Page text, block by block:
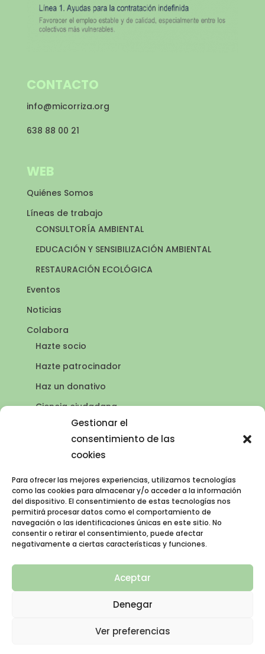
Gestionar el
consentimiento de las
cookies
Para ofrecer las mejores experiencias, utilizamos tecnologías
como las cookies para almacenar y/o acceder a la información
del dispositivo. El consentimiento de estas tecnologías nos
permitirá procesar datos como el comportamiento de
navegación o las identificaciones únicas en este sitio. No
consentir o retirar el consentimiento, puede afectar
negativamente a ciertas características y funciones.
Aceptar
Denegar
Ver preferencias
CONTACTO
info@micorriza.org
638 88 00 21
WEB
Quiénes Somos
Líneas de trabajo
CONSULTORÍA AMBIENTAL
EDUCACIÓN Y SENSIBILIZACIÓN AMBIENTAL
RESTAURACIÓN ECOLÓGICA
Eventos
Noticias
Colabora
Hazte socio
Hazte patrocinador
Haz un donativo
Ciencia ciudadana
Puntos de agua
AVISO LEGAL
Política de privacidad
Política de cookies (UE)